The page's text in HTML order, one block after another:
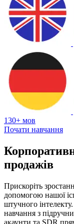
130+ мов
Почати навчання
продажів
Прискоріть
допомогою нашої
штучного
навчання з
акаунти та SDR